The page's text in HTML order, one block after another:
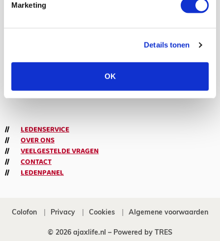
Marketing
Details tonen
OK
7,5K
volgers
LEDENSERVICE
OVER ONS
VEELGESTELDE VRAGEN
CONTACT
LEDENPANEL
Colofon Privacy Cookies Algemene voorwaarden
© 2026 ajaxlife.nl – Powered by TRES